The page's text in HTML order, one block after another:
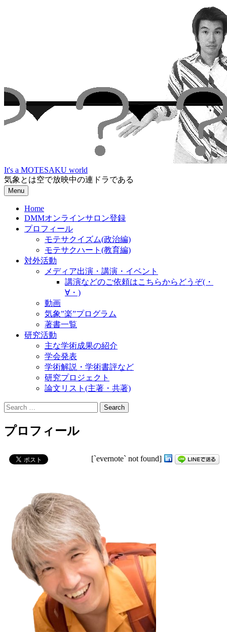
It's a MOTESAKU world
気象とは空で放映中の連ドラである
Menu
Home
DMMオンラインサロン登録
プロフィール
モテサクイズム(政治編)
モテサクハート(教育編)
対外活動
メディア出演・講演・イベント
講演などのご依頼はこちらからどうぞ(・
∀・)
動画
気象”楽”プログラム
著書一覧
研究活動
主な学術成果の紹介
学会発表
学術解説・学術書評など
研究プロジェクト
論文リスト(主著・共著)
Search
for:
プロフィール
[`evernote` not found]